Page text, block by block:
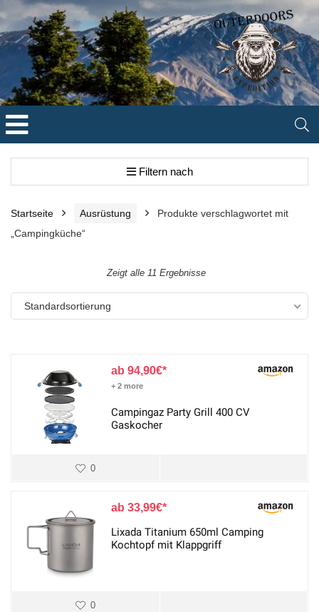
Filtern nach
Startseite Ausrüstung
Produkte verschlagwortet mit
„Campingküche“
Zeigt alle 11 Ergebnisse
Standardsortierung
94,90€
+ 2 more
Campingaz Party Grill 400 CV
Gaskocher
0
33,99€
Lixada Titanium 650ml Camping
Kochtopf mit Klappgriff
0